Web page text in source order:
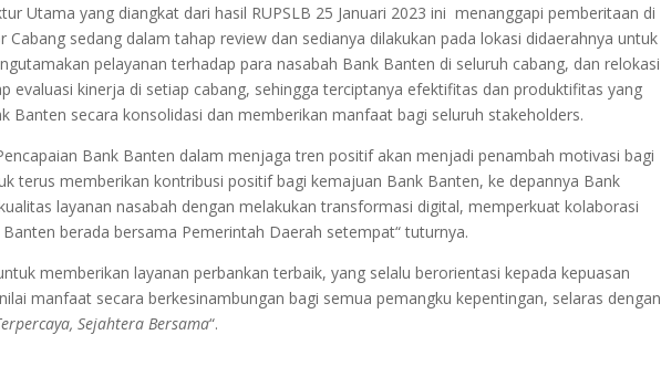
Utama yang diangkat dari hasil RUPSLB 25 Januari 2023 ini menanggapi pemberitaan di
Cabang sedang dalam tahap review dan sedianya dilakukan pada lokasi didaerahnya untuk
pelayanan terhadap para nasabah Bank Banten di seluruh cabang, dan relokasi
evaluasi kinerja di setiap cabang, sehingga terciptanya efektifitas dan produktifitas yang
Banten secara konsolidasi dan memberikan manfaat bagi seluruh stakeholders.
Bank Banten dalam menjaga tren positif akan menjadi penambah motivasi bagi
terus memberikan kontribusi positif bagi kemajuan Bank Banten, ke depannya Bank
layanan nasabah dengan melakukan transformasi digital, memperkuat kolaborasi
berada bersama Pemerintah Daerah setempat“ tuturnya.
memberikan layanan perbankan terbaik, yang selalu berorientasi kepada kepuasan
manfaat secara berkesinambungan bagi semua pemangku kepentingan, selaras dengan
Sejahtera Bersama“.